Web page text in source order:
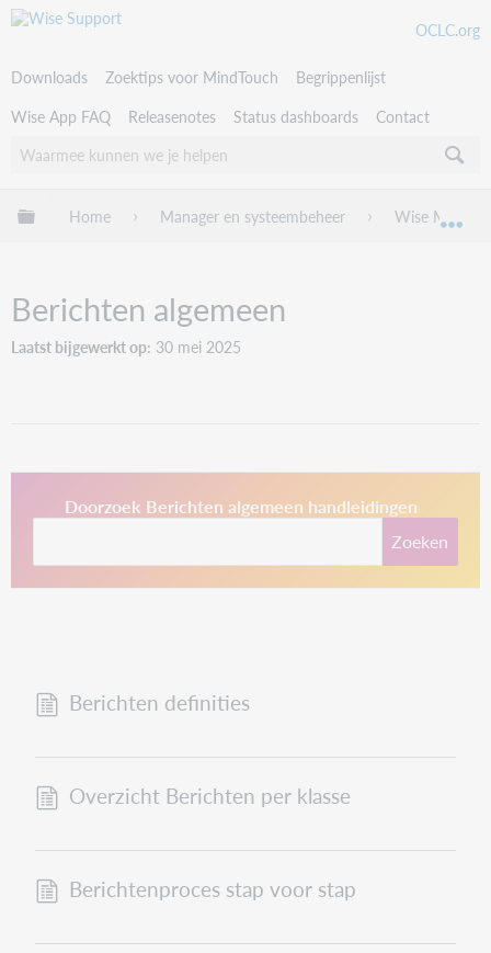
OCLC.org
Downloads Zoektips voor MindTouch
Begrippenlijst
Wise App FAQ
Releasenotes Status dashboards Contact
Uitklappen/inklappen van globale hiërarchie
Home Manager en systeembeheer Wise Manager
Berichten algemeen
Laatst bijgewerkt op 30 mei 2025
Doorzoek Berichten algemeen handleidingen
Zoeken
This link opens in a new tab.
Berichten definities
Overzicht Berichten per klasse
Berichtenproces stap voor stap